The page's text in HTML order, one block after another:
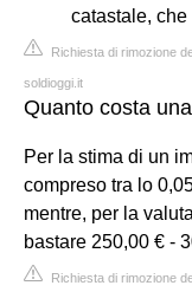
catastale, che
Richiesta di rimozione
soldioggi.it
Quanto costa
Per la stima di un
compreso tra lo
mentre, per la
bastare 250,00 € -
Richiesta di rimozione